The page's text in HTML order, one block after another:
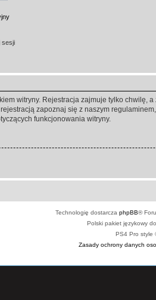
sesji
witryny. Rejestracja zajmuje tylko
zapoznaj się z naszym
funkcjonowania witryny.
Technologię dostarcza phpBB®
Polski pakiet językowy
PS4 Pro style
Zasady ochrony danych